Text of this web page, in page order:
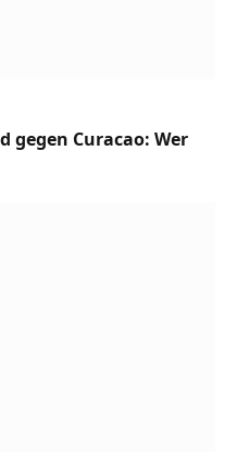
gegen Curacao: Wer